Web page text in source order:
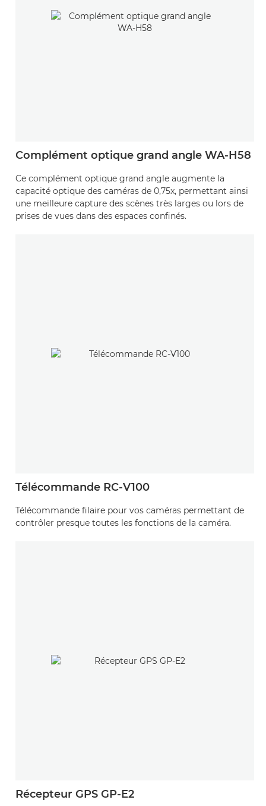
Complément optique grand angle WA-H58
Ce complément optique grand angle augmente la
capacité optique des caméras de 0,75x, permettant ainsi
une meilleure capture des scènes très larges ou lors de
prises de vues dans des espaces confinés.
Télécommande RC-V100
Télécommande filaire pour vos caméras permettant de
contrôler presque toutes les fonctions de la caméra.
Récepteur GPS GP-E2